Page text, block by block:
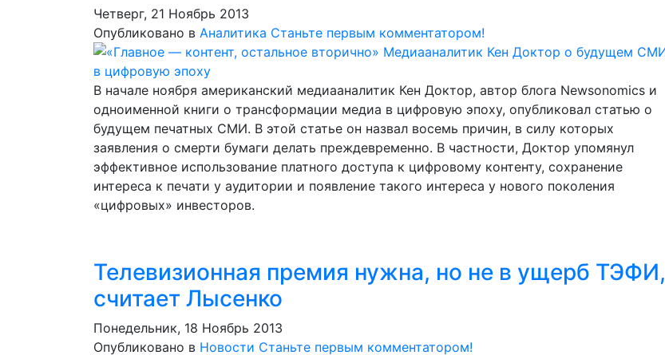
Четверг, 21 Ноябрь 2013
Опубликовано в Аналитика Станьте первым комментатором!
В начале ноября американский медиааналитик Кен Доктор, автор блога Newsonomics и
одноименной книги о трансформации медиа в цифровую эпоху, опубликовал статью о
будущем печатных СМИ. В этой статье он назвал восемь причин, в силу которых
заявления о смерти бумаги делать преждевременно. В частности, Доктор упомянул
эффективное использование платного доступа к цифровому контенту, сохранение
интереса к печати у аудитории и появление такого интереса у нового поколения
«цифровых» инвесторов.
Телевизионная премия нужна, но не в ущерб ТЭФИ,
считает Лысенко
Понедельник, 18 Ноябрь 2013
Опубликовано в Новости Станьте первым комментатором!